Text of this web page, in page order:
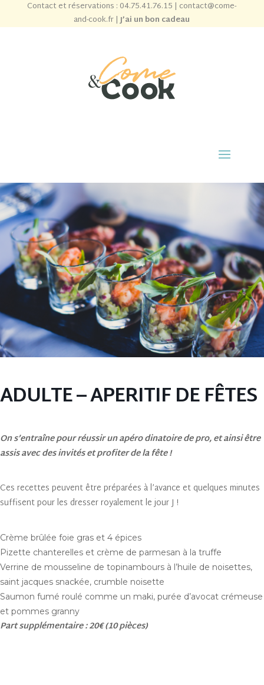
Contact et réservations : 04.75.41.76.15 | contact@come-
and-cook.fr|J’ai un bon cadeau
ADULTE – APERITIF DE FÊTES
On s’entraîne pour réussir un apéro dinatoire de pro, et ainsi être
assis avec des invités et profiter de la fête !
Ces recettes peuvent être préparées à l’avance et quelques minutes
suffisent pour les dresser royalement le jour J !
Crème brûlée foie gras et 4 épices
Pizette chanterelles et crème de parmesan à la truffe
Verrine de mousseline de topinambours à l’huile de noisettes,
saint jacques snackée, crumble noisette
Saumon fumé roulé comme un maki, purée d’avocat crémeuse
et pommes granny
Part supplémentaire : 20€ (10 pièces)